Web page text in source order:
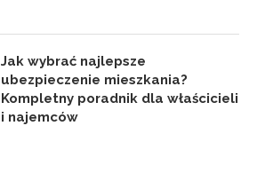
Jak wybrać najlepsze
ubezpieczenie mieszkania?
Kompletny poradnik dla właścicieli
i najemców